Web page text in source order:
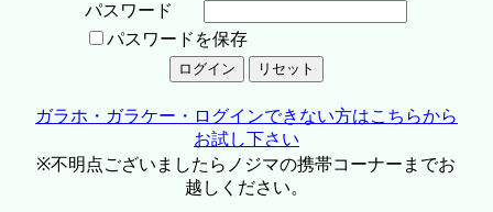
パスワード
パスワードを保存
ガラホ・ガラケー・ログインできない方はこちらから
お試し下さい
※不明点ございましたらノジマの携帯コーナーまでお
越しください。